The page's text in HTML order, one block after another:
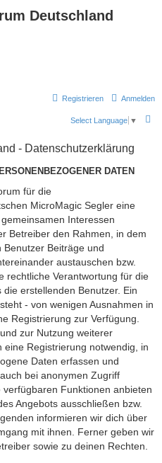
Deutschland
Anmelden
Registrieren
Select Language ▼
- Datenschutzerklärung
DATEN
für die
MicroMagic Segler eine
Interessen
Betreiber den Rahmen, in dem
Beiträge und
austauschen bzw.
rechtliche Verantwortung für die
erstellenden Benutzer. Ein
- von wenigen Ausnahmen in
Registrierung zur Verfügung.
zur Nutzung weiterer
Registrierung notwendig, in
Daten erfassen und
bei anonymen Zugriff
Funktionen anbieten
Angebots ausschließen bzw.
informieren wir dich über
mit ihnen. Ferner geben wir
sowie zu deinen Rechten.